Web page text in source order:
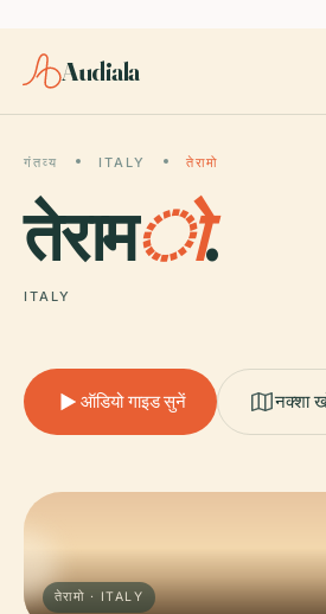
Audiala
गंतव्य ITALY तेरामो
तेरामो.
ITALY
ऑडियो गाइड सुनें नक्शा
तेरामो · ITALY